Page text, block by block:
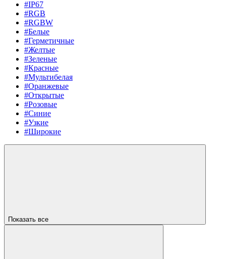
#IP67
#RGB
#RGBW
#Белые
#Герметичные
#Желтые
#Зеленые
#Красные
#Мультибелая
#Оранжевые
#Открытые
#Розовые
#Синие
#Узкие
#Широкие
Показать все